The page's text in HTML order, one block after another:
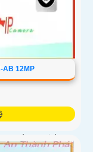
AB 12MP
công nghệ